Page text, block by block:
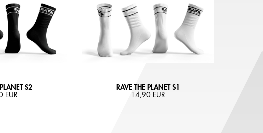
S2
EUR
RAVE THE PLANET S1
14,90 EUR